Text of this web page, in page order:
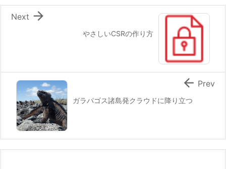
やさしいCSRの作り方

Next
ガラパゴス諸島発クラウドに降り立つ
 Prev